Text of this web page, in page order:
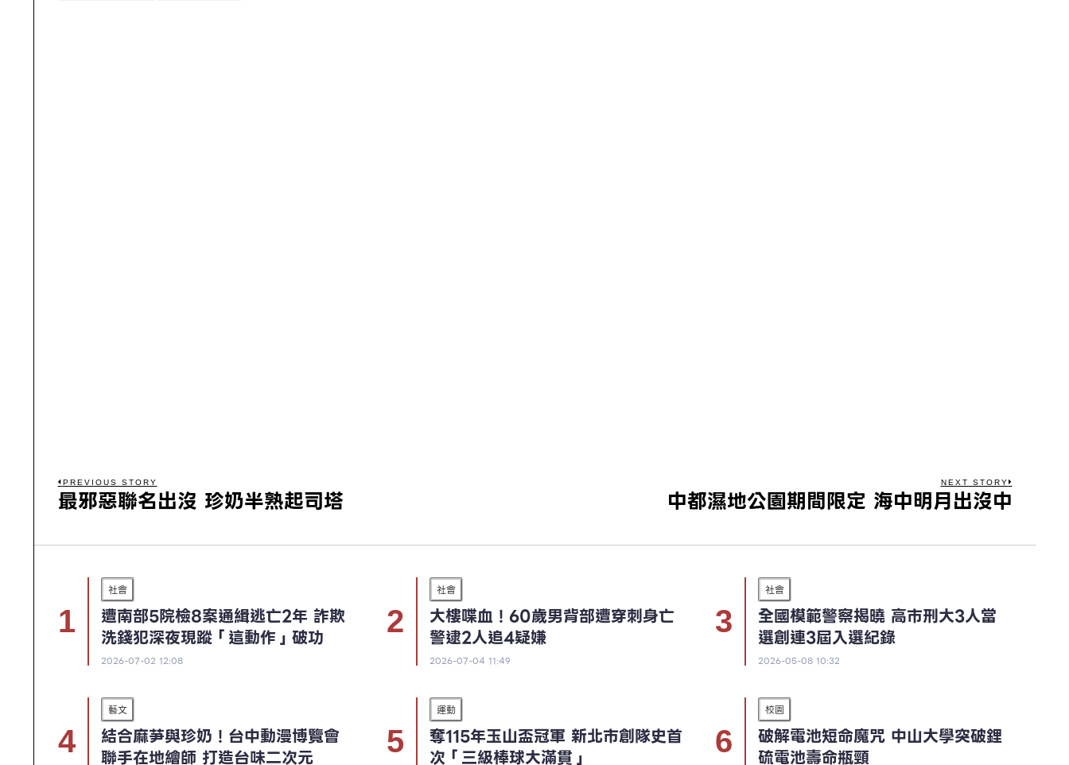
PREVIOUS STORY
最邪惡聯名出沒 珍奶半熟起司塔
NEXT STORY
中都濕地公園期間限定 海中明月出沒中
社會
遭南部5院檢8案通緝逃亡2年 詐欺
洗錢犯深夜現蹤「這動作」破功
2026-07-02 12:08
社會
大樓喋血！60歲男背部遭穿刺身亡
警逮2人追4疑嫌
2026-07-04 11:49
社會
全國模範警察揭曉 高市刑大3人當
選創連3屆入選紀錄
2026-05-08 10:32
藝文
結合麻芛與珍奶！台中動漫博覽會
聯手在地繪師 打造台味二次元
運動
奪115年玉山盃冠軍 新北市創隊史首
次「三級棒球大滿貫」
校園
破解電池短命魔咒 中山大學突破鋰
硫電池壽命瓶頸